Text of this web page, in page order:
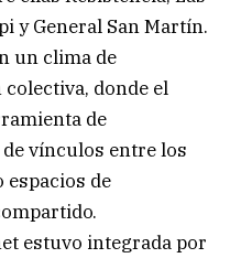
y General San Martín.
un clima de
donde el
de
vínculos entre los
de
estuvo integrada por